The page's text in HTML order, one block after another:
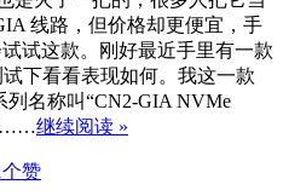
线路，但价格却更便宜，手
试这款。刚好最近手里有一款
下看看表现如何。我这一款
名称叫“CN2-GIA NVMe
继续阅读 »
个赞